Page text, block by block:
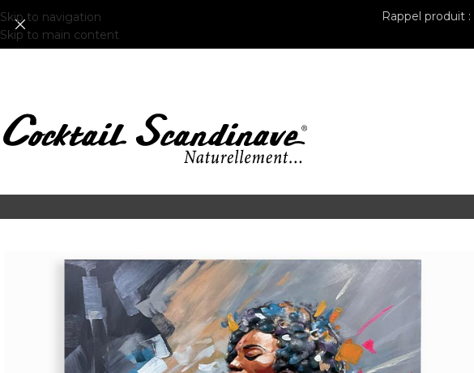
Skip to navigation
Skip to main content
Rappel produit :